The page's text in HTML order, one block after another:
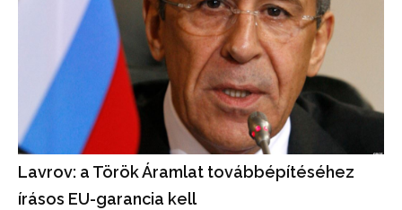
Lavrov: a Török Áramlat továbbépítéséhez
írásos EU-garancia kell